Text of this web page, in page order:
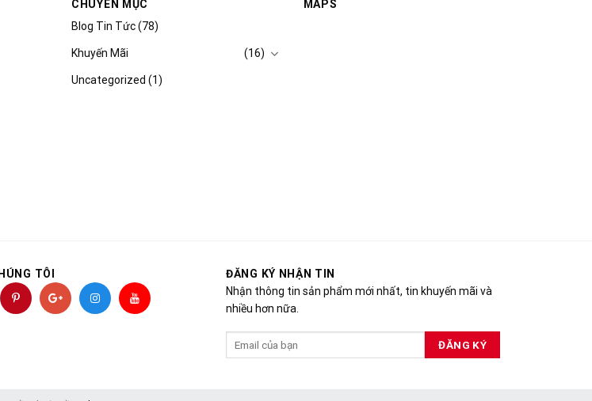
CHUYÊN MỤC
Blog Tin Tức(78)
Khuyến Mãi (16)
Uncategorized (1)
MAPS
TÔI
ĐĂNG KÝ NHẬN TIN
Nhận thông tin sản phẩm mới nhất, tin khuyến mãi và
nhiều hơn nữa.